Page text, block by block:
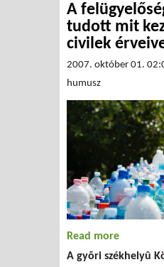
A
tudott mit
civilek
2007. október 01.
humusz
Read more
tudott
A gyõri székhelyû